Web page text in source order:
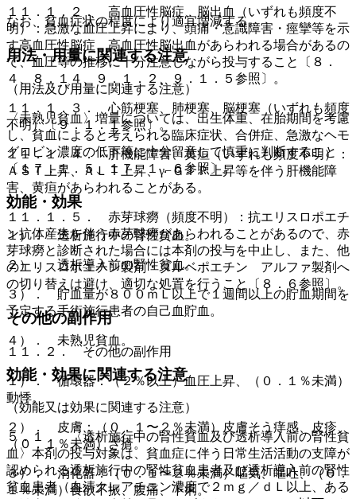
１１．１．２． 高血圧性脳症、脳出血（いずれも頻度不
明）：急激な血圧上昇により、頭痛・意識障害・痙攣等を示
す高血圧性脳症、高血圧性脳出血があらわれる場合があるの
で、血圧等の推移に十分注意しながら投与すること〔８．
４、８．１４、９．１．２、９．１．５参照〕。
１１．１．３． 心筋梗塞、肺梗塞、脳梗塞（いずれも頻度
不明）〔９．１．１参照〕。
１１．１．４． 肝機能障害、黄疸（いずれも頻度不明）：
ＡＳＴ上昇、ＡＬＴ上昇、γ−ＧＴＰ上昇等を伴う肝機能障
害、黄疸があらわれることがある。
１１．１．５． 赤芽球癆（頻度不明）：抗エリスロポエチ
ン抗体産生を伴う赤芽球癆があらわれることがあるので、赤
芽球癆と診断された場合には本剤の投与を中止し、また、他
のエリスロポエチン製剤・ダルベポエチン アルファ製剤へ
の切り替えは避け、適切な処置を行うこと〔８．６参照〕。
その他の副作用
１１．２． その他の副作用
１）． 循環器：（２％以上）血圧上昇、（０．１％未満）
動悸。
２）． 皮膚：（０．１〜２％未満）皮膚そう痒感、皮疹、
（０．１％未満）ざ瘡。
３）． 消化器：（０．１〜２％未満）嘔気、嘔吐、（０．
１％未満）食欲不振、腹痛、下痢。
なお、貧血症状の程度により適宜増減する。
用法・用量に関連する注意
（用法及び用量に関連する注意）
〈未熟児貧血〉増量については、出生体重、在胎期間を考慮
し、貧血によると考えられる臨床症状、合併症、急激なヘモ
グロビン濃度の低下等に十分留意して慎重に判断すること
〔１７．１．５、１７．１．６参照〕。
効能・効果
１）． 透析施行中の腎性貧血。
２）． 透析導入前の腎性貧血。
３）． 貯血量が８００ｍＬ以上で１週間以上の貯血期間を
予定する手術施行患者の自己血貯血。
４）． 未熟児貧血。
効能・効果に関連する注意
（効能又は効果に関連する注意）
５．１． 〈透析施行中の腎性貧血及び透析導入前の腎性貧
血〉本剤の投与対象は、貧血症に伴う日常生活活動の支障が
認められる透析施行中の腎性貧血患者及び透析導入前の腎性
貧血患者（血清クレアチニン濃度で２ｍｇ／ｄＬ以上、ある